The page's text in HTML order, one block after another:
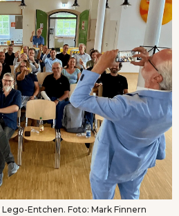
Entchen. Foto: Mark Finnern